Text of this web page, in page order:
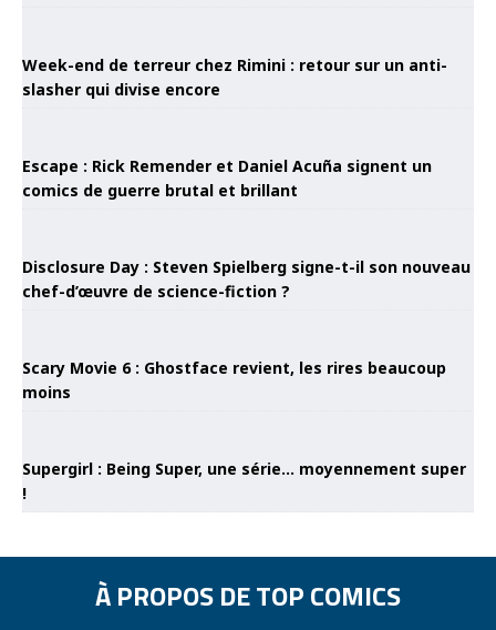
Week-end de terreur chez Rimini : retour sur un anti-
slasher qui divise encore
Escape : Rick Remender et Daniel Acuña signent un
comics de guerre brutal et brillant
Disclosure Day : Steven Spielberg signe-t-il son nouveau
chef-d’œuvre de science-fiction ?
Scary Movie 6 : Ghostface revient, les rires beaucoup
moins
Supergirl : Being Super, une série… moyennement super
!
À PROPOS DE TOP COMICS